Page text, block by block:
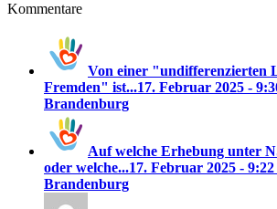
Kommentare
Von einer "undifferenzierten
Fremden" ist...17. Februar 2025 -
Brandenburg
Auf welche Erhebung unter
oder welche...17. Februar 2025 -
Brandenburg